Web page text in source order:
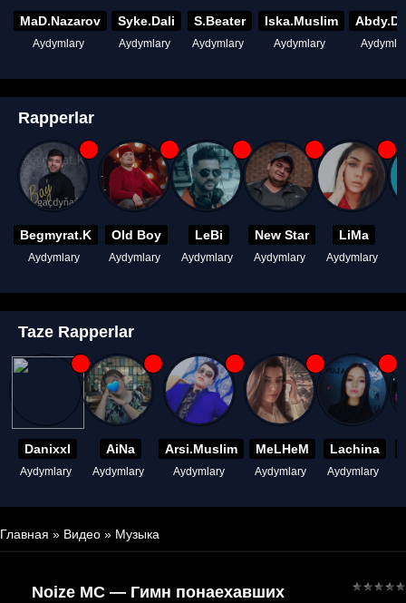
MaD.Nazarov
Aydymlary
Syke.Dali
Aydymlary
S.Beater
Aydymlary
Iska.Muslim
Aydymlary
Rapperlar
Begmyrat.K
Aydymlary
Old Boy
Aydymlary
LeBi
Aydymlary
New Star
Aydymlary
LiMa
Aydymlary
Taze Rapperlar
Danixxl
Aydymlary
AiNa
Aydymlary
Arsi.Muslim
Aydymlary
MeLHeM
Aydymlary
Lachina
Aydymlary
Главная » Видео » Музыка
Noize MC — Гимн понаехавших